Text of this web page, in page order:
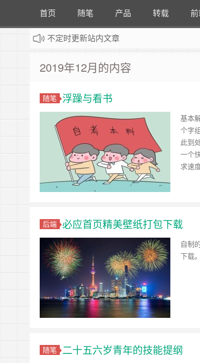
首页 随笔 产品 转载
不定时更新站内文章
：计算机专业自考看题小站，详情请点击
2019年12月的内容
随笔 浮躁与看书
基本
个字
此到
一个
求速
后端 必应首页精美壁纸打包下载
自制
下载
随笔 二十五六岁青年的技能提纲